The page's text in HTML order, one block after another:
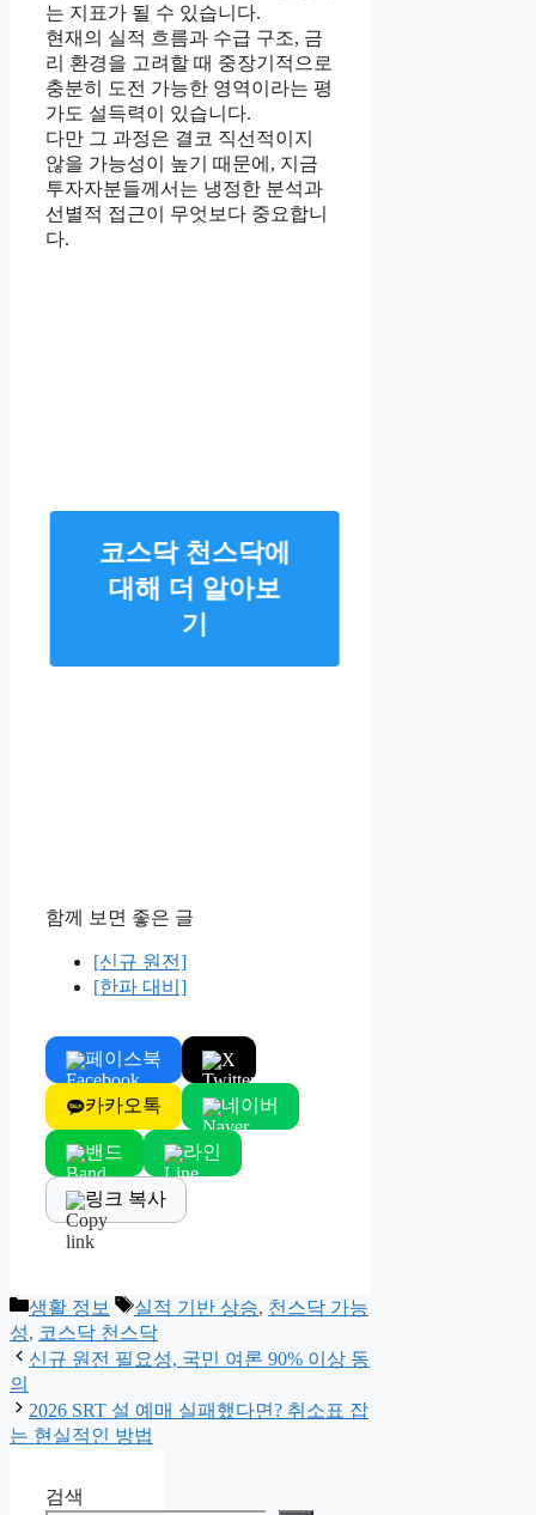
는 지표가 될 수 있습니다.
현재의 실적 흐름과 수급 구조, 금
리 환경을 고려할 때 중장기적으로
충분히 도전 가능한 영역이라는 평
가도 설득력이 있습니다.
다만 그 과정은 결코 직선적이지
않을 가능성이 높기 때문에, 지금
투자자분들께서는 냉정한 분석과
선별적 접근이 무엇보다 중요합니
다.
코스닥 천스닥에
대해 더 알아보
기
함께 보면 좋은 글
[신규 원전]
[한파 대비]
페이스북 X
카카오톡 네이버
밴드 라인
링크 복사
Categories
생활 정보 Tags
실적 기반 상승, 천스닥 가능
성, 코스닥 천스닥
신규 원전 필요성, 국민 여론 90% 이상 동
의
2026 SRT 설 예매 실패했다면? 취소표 잡
는 현실적인 방법
검색